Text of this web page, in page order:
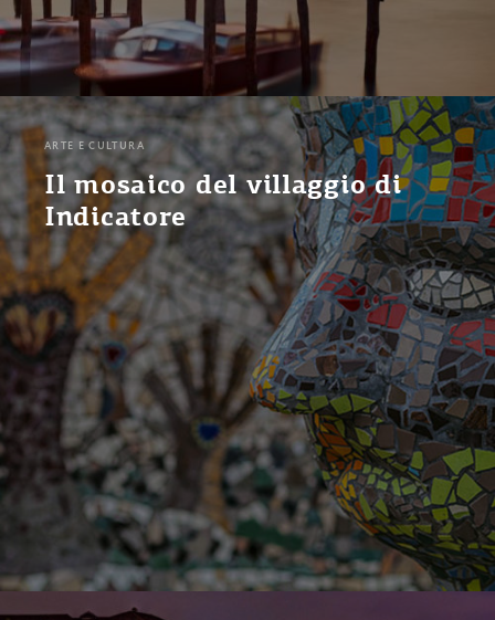
ARTE E CULTURA
Il mosaico del villaggio di
Indicatore